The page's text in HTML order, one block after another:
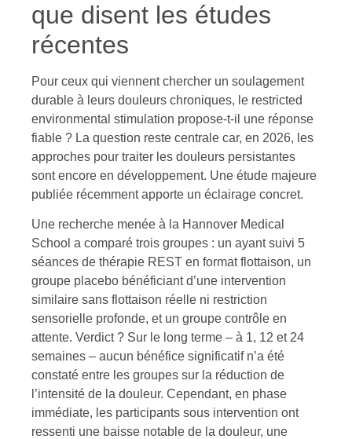
que disent les études
récentes
Pour ceux qui viennent chercher un soulagement
durable à leurs douleurs chroniques, le restricted
environmental stimulation propose-t-il une réponse
fiable ? La question reste centrale car, en 2026, les
approches pour traiter les douleurs persistantes
sont encore en développement. Une étude majeure
publiée récemment apporte un éclairage concret.
Une recherche menée à la Hannover Medical
School a comparé trois groupes : un ayant suivi 5
séances de thérapie REST en format flottaison, un
groupe placebo bénéficiant d’une intervention
similaire sans flottaison réelle ni restriction
sensorielle profonde, et un groupe contrôle en
attente. Verdict ? Sur le long terme – à 1, 12 et 24
semaines – aucun bénéfice significatif n’a été
constaté entre les groupes sur la réduction de
l’intensité de la douleur. Cependant, en phase
immédiate, les participants sous intervention ont
ressenti une baisse notable de la douleur, une